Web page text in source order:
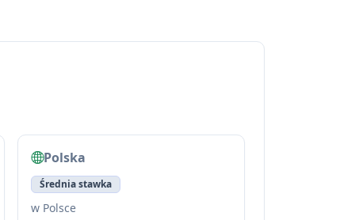
Polska
Średnia stawka
w Polsce